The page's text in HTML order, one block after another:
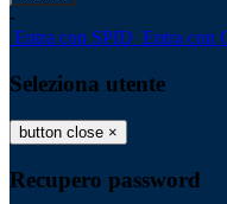
-
Entra con SPID Entra con
Seleziona utente
button close ×
Recupero password